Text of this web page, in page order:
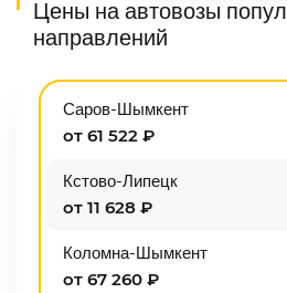
Цены на автовозы
направлений
Саров-Шымкент
от 61 522 ₽
Кстово-Липецк
от 11 628 ₽
Коломна-Шымкент
от 67 260 ₽